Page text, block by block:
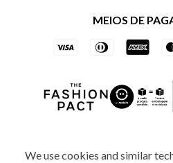
We use cookies and similar
Trocas e Devoluções
Vai de Visa
Azul Fidelidade
MEIOS DE